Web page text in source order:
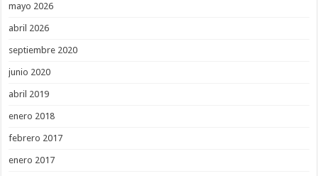
mayo 2026
abril 2026
septiembre 2020
junio 2020
abril 2019
enero 2018
febrero 2017
enero 2017